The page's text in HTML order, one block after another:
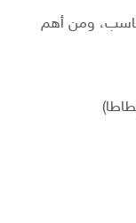
ومن أهم